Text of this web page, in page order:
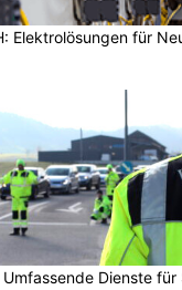
Elektrolösungen für
Dienste für